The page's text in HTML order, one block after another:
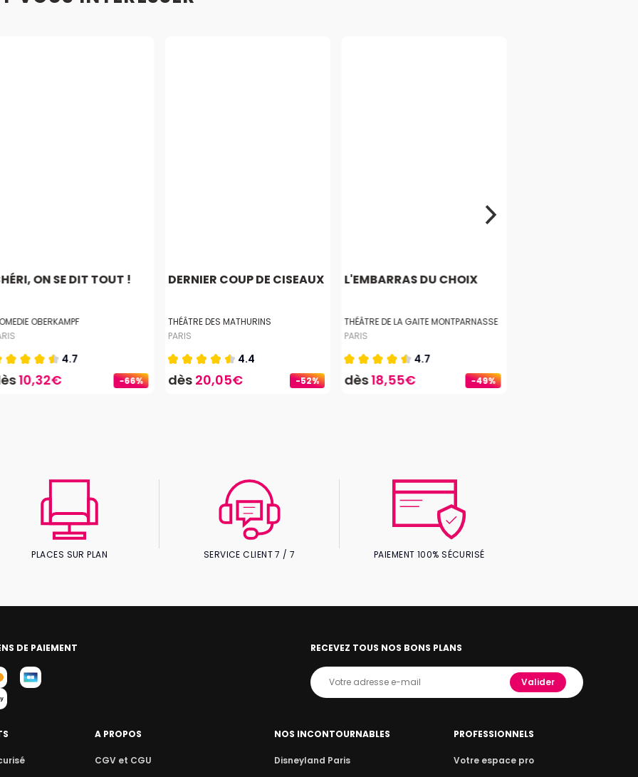
-66%
ON SE DIT TOUT !
OBERKAMPF
4.7
10,32€ -52%
DERNIER COUP DE CISEAUX
THÉÂTRE DES MATHURINS
PARIS
4.4
dès 20,05€ -49%
L'EMBARRAS DU CHOIX
THÉÂTRE DE LA GAITE MONTPARNASSE
PARIS
4.7
dès18,55€
PLACES SUR PLAN SERVICE CLIENT 7 / 7 PAIEMENT 100% SÉCURISÉ
DE PAIEMENT RECEVEZ TOUS NOS BONS PLANS
Valider
A PROPOS
CGV et CGU
NOS INCONTOURNABLES
Disneyland Paris
PROFESSIONNELS
Votre espace pro